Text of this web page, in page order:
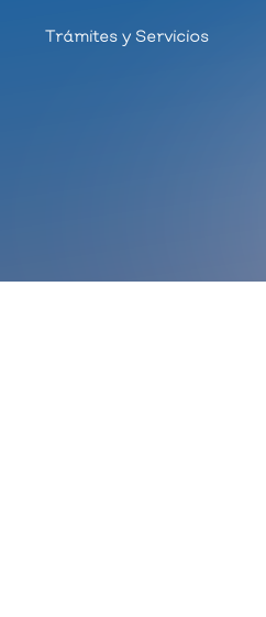
Trámites y Servicios